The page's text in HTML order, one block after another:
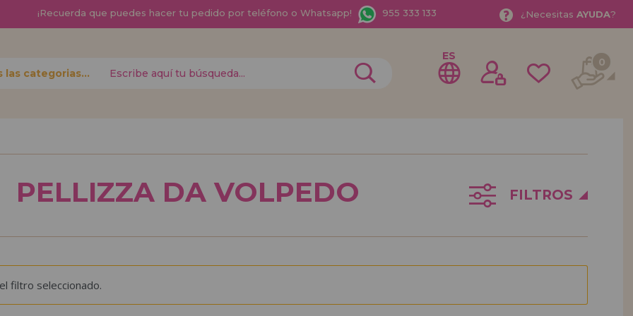
¡Recuerda que puedes hacer tu pedido por teléfono o Whatsapp! 955 333 133 ¿ Necesitas AYUDA?
el estado
nuevo distribuidor
productos?. Regístrate como distribuidor y conoce nuestras condiciones
REGISTRO DISTRIBUIDOR
Todas las categorias
ES 0
PELLIZZA DA VOLPEDO FILTROS
filtro seleccionado.